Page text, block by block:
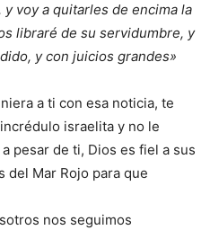
y voy a quitarles de encima la
libraré de su servidumbre, y
y con juicios grandes»
a ti con esa noticia, te
israelita y no le
pesar de ti, Dios es fiel a sus
del Mar Rojo para que
nos seguimos